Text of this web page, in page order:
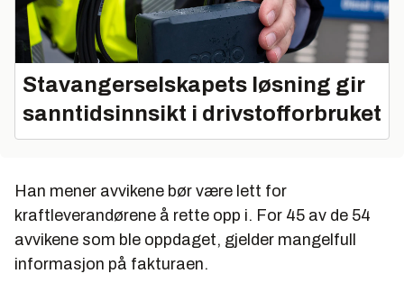
Stavangerselskapets løsning gir
sanntidsinnsikt i drivstofforbruket
Han mener avvikene bør være lett for
kraftleverandørene å rette opp i. For 45 av de 54
avvikene som ble oppdaget, gjelder mangelfull
informasjon på fakturaen.